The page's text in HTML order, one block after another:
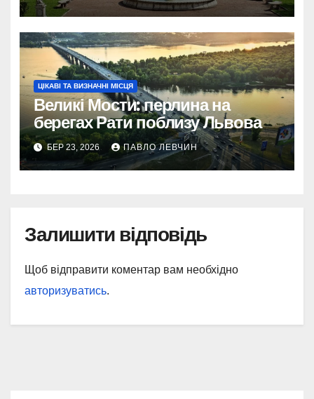
ЦІКАВІ ТА ВИЗНАЧНІ МІСЦЯ
Великі Мости: перлина на
берегах Рати поблизу Львова
БЕР 23, 2026 ПАВЛО ЛЕВЧИН
Залишити відповідь
Щоб відправити коментар вам необхідно
авторизуватись.